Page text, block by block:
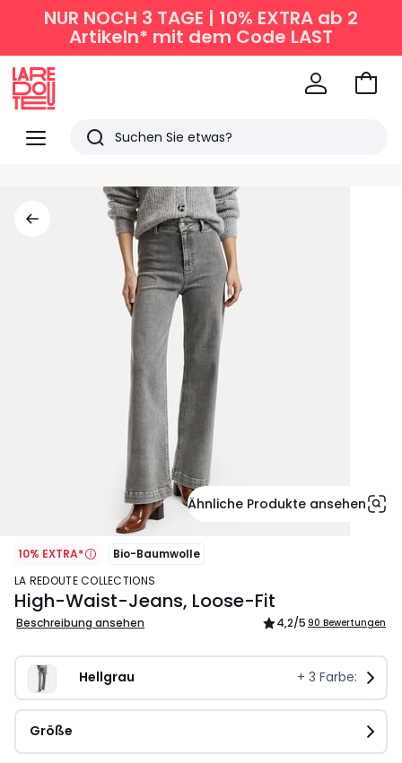
NUR NOCH 3 TAGE | 10% EXTRA ab 2
Artikeln* mit dem Code LAST
Menü
Redoute
Suchen
angesehen
Artikel
Zum
Ähnliche Produkte ansehen
10% EXTRA*
Bio-Baumwolle
LA REDOUTE COLLECTIONS
High-Waist-Jeans, Loose-Fit
Beschreibung ansehen 4,2/5 90 Bewertungen
Hellgrau + 3 Farbe:
Größe